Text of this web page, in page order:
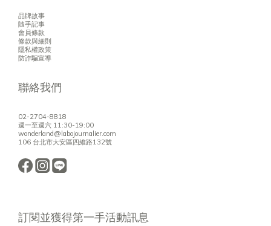
品牌故事
隨手記事
會員條款
條款與細則
隱私權政策
防詐騙宣導
聯絡我們
02-2704-8818
週一至週六 11:30-19:00
wonderland@labojournalier.com
106 台北市大安區四維路132號
訂閱並獲得第一手活動訊息